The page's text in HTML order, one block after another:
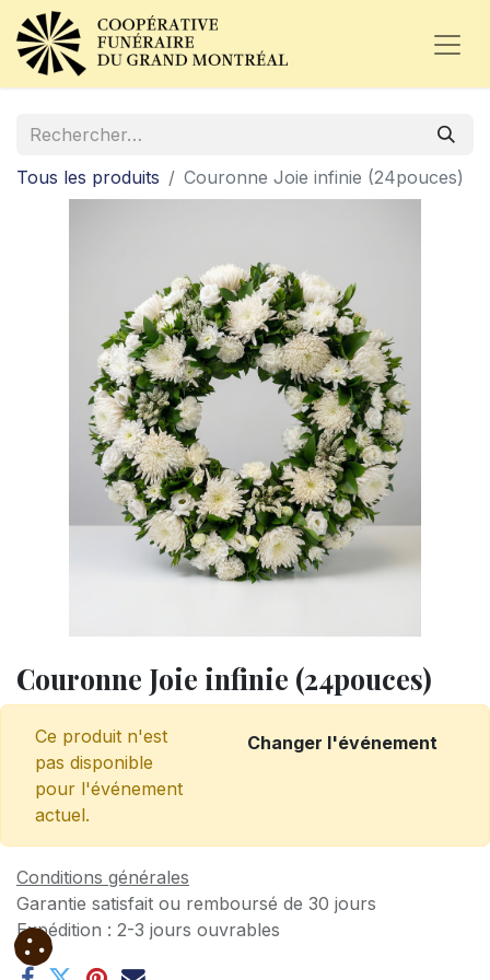
Tous les produits Couronne Joie infinie (24pouces)
Couronne Joie infinie (24pouces)
Ce produit n'est
pas disponible
pour l'événement
actuel.
Changer l'événement
Conditions générales
Garantie satisfait ou remboursé de 30 jours
Expédition : 2-3 jours ouvrables